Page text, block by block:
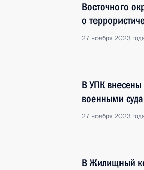
Восточного
о
27 ноября 2023
В УПК
военными
27 ноября 2023
В Жилищный